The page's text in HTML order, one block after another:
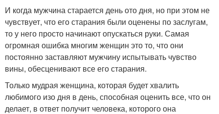
И когда мужчина старается день ото дня, но при этом не
чувствует, что его старания были оценены по заслугам,
то у него просто начинают опускаться руки. Самая
огромная ошибка многим женщин это то, что они
постоянно заставляют мужчину испытывать чувство
вины, обесценивают все его старания.
Только мудрая женщина, которая будет хвалить
любимого изо дня в день, способная оценить все, что он
делает, в ответ получит человека, которого она